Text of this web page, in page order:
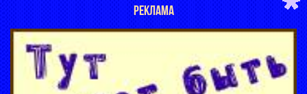
РЕКЛАМА